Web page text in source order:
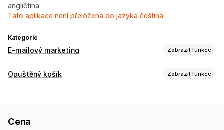
angličtina
Tato aplikace není přeložena do jazyka čeština
Kategorie
E-mailový marketing Zobrazit funkce
Typy kampaní
E-maily týkající se košíku
Opuštěný košík Zobrazit funkce
Automatizované postupy
Cena